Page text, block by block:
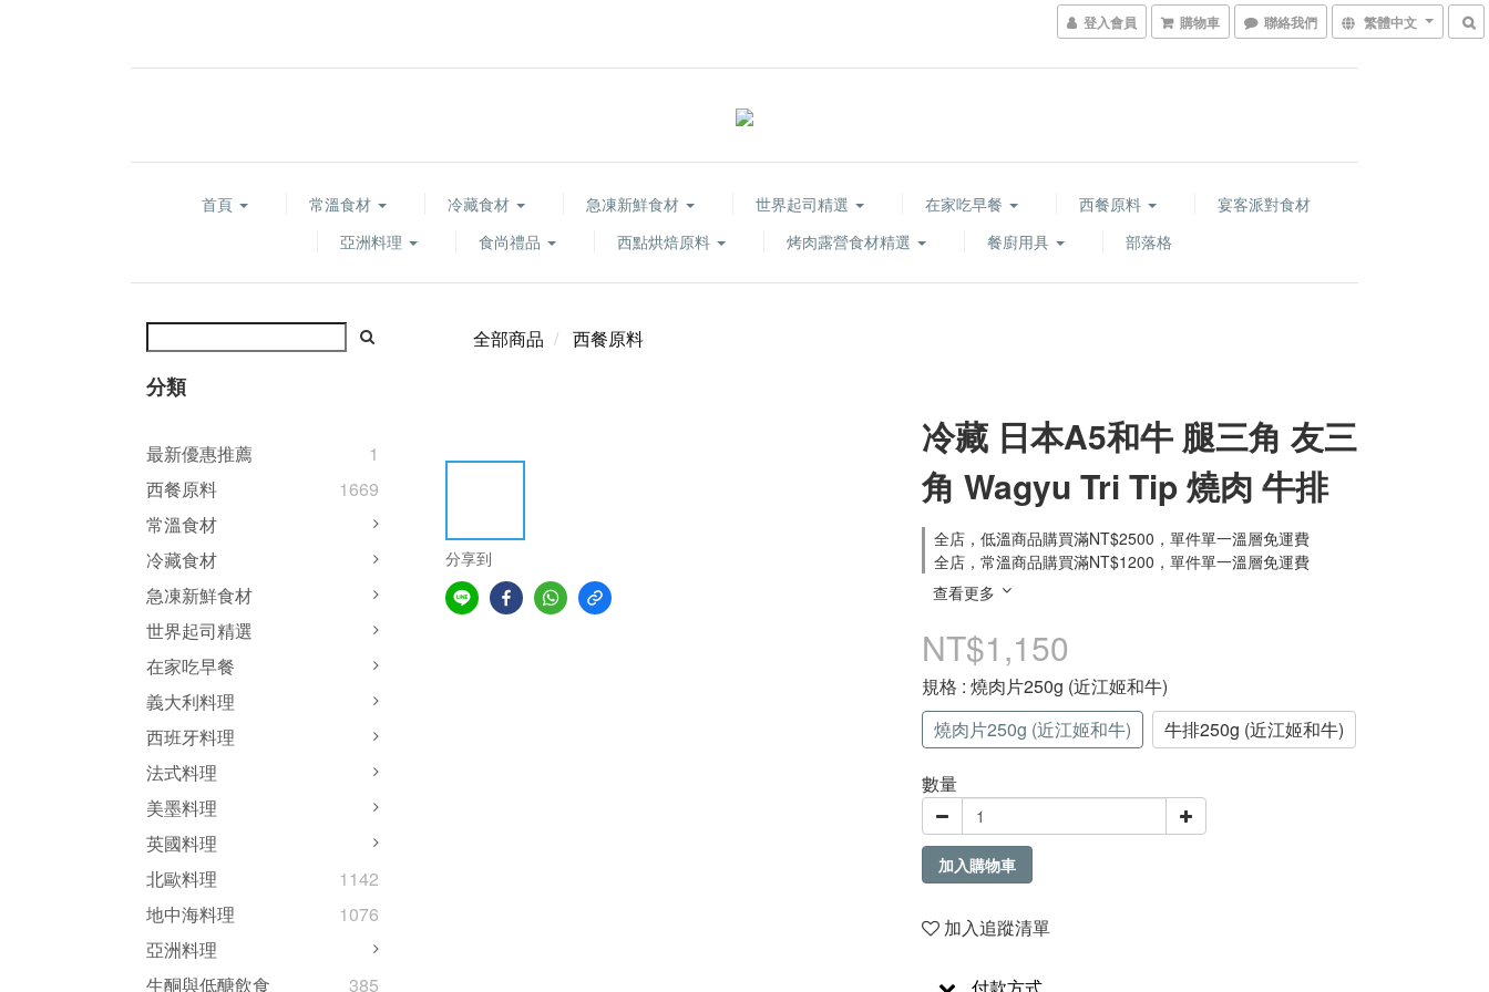
登入會員 購物車 聯絡我們 繁體中文
首頁 常溫食材 冷藏食材 急凍新鮮食材 世界起司精選 在家吃早餐 西餐原料
宴客派對食材
亞洲料理
食尚禮品 西點烘焙原料 烤肉露營食材精選 餐廚用具 部落格
分類
最新優惠推薦
1
西餐原料
1669
常溫食材
冷藏食材
急凍新鮮食材
世界起司精選
在家吃早餐
義大利料理
西班牙料理
法式料理
美墨料理
英國料理
北歐料理
1142
地中海料理
1076
亞洲料理
生酮與低醣飲食
385
全部商品 西餐原料
分享到
冷藏 日本A5和牛 腿三角 友三
角 Wagyu Tri Tip 燒肉 牛排
全店，低溫商品購買滿NT$2500，單件單一溫層免運費
全店，常溫商品購買滿NT$1200，單件單一溫層免運費
查看更多
NT$1,150
規格 : 燒肉片250g (近江姬和牛)
燒肉片250g (近江姬和牛)
牛排250g (近江姬和牛)
數量
加入購物車
加入追蹤清單